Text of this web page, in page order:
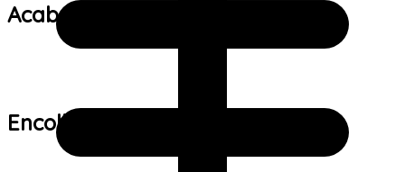
Acabamento:
Encolhimento: